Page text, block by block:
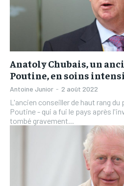
Anatoly Chubais, un
Poutine, en soins
Antoine Junior - 2 août 2022
L'ancien conseiller de haut rang
Poutine - qui a fui le pays après
tombé gravement...